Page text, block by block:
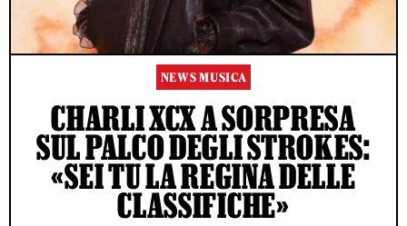
NEWS MUSICA
CHARLI XCX A SORPRESA
SUL PALCO DEGLI STROKES:
«SEI TU LA REGINA DELLE
CLASSIFICHE»